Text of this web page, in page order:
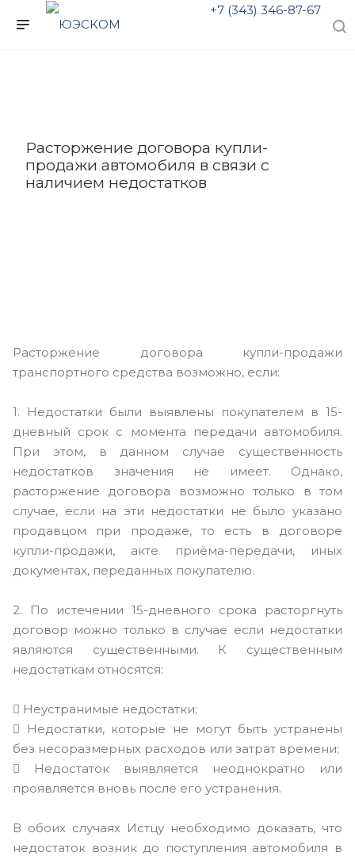
+7 (343) 346-87-67
Расторжение договора купли-
продажи автомобиля в связи с
наличием недостатков
Расторжение договора купли-продажи
транспортного средства возможно, если:
1. Недостатки были выявлены покупателем в 15-
дневный срок с момента передачи автомобиля.
При этом, в данном случае существенность
недостатков значения не имеет. Однако,
расторжение договора возможно только в том
случае, если на эти недостатки не было указано
продавцом при продаже, то есть в договоре
купли-продажи, акте приёма-передачи, иных
документах, переданных покупателю.
2. По истечении 15-дневного срока расторгнуть
договор можно только в случае если недостатки
являются существенными. К существенным
недостаткам относятся:
 Неустранимые недостатки;
 Недостатки, которые не могут быть устранены
без несоразмерных расходов или затрат времени;
 Недостаток выявляется неоднократно или
проявляется вновь после его устранения.
В обоих случаях Истцу необходимо доказать, что
недостаток возник до поступления автомобиля в